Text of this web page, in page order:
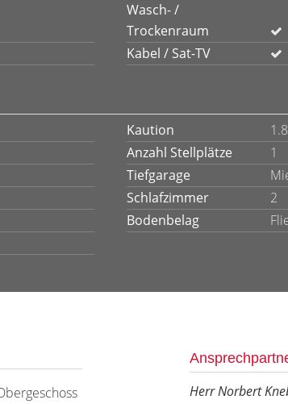
Wasch- /
Trockenraum
Kabel / Sat-TV
Kaution
Anzahl Stellplätze
1
Tiefgarage
Schlafzimmer
2
Bodenbelag
Herr Norbert